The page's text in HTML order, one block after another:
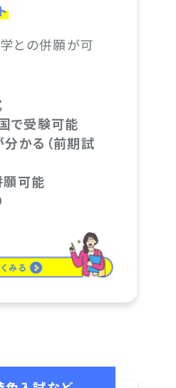
との併願が可
で受験可能
かる（前期試
可能